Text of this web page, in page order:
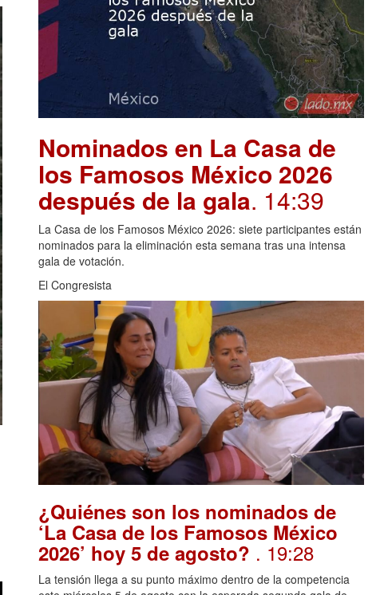
Nominados en La Casa de
los Famosos México 2026
después de la gala. 14:39
La Casa de los Famosos México 2026: siete participantes están
nominados para la eliminación esta semana tras una intensa
gala de votación.
El Congresista
¿Quiénes son los nominados de
‘La Casa de los Famosos México
2026’ hoy 5 de agosto? . 19:28
La tensión llega a su punto máximo dentro de la competencia